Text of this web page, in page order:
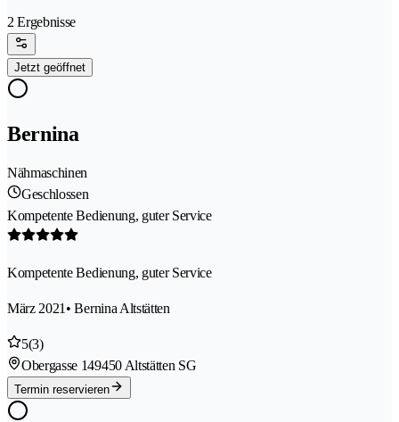
2 Ergebnisse
Jetzt geöffnet
Bernina
Nähmaschinen
Geschlossen
Kompetente Bedienung, guter Service
Kompetente Bedienung, guter Service
März 2021 • Bernina Altstätten
5(3)
Obergasse 149450 Altstätten SG
Termin reservieren